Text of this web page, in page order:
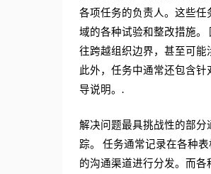
各项任务的负责人。这些任
域的各种试验和整改措施。
往跨越组织边界，甚至可能
此外，任务中通常还包含针
导说明。.
解决问题最具挑战性的部分
踪。 任务通常记录在各种
的沟通渠道进行分发。而各